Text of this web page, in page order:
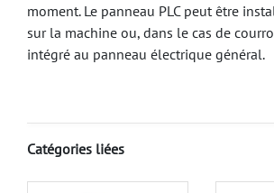
moment. Le panneau PLC peut être
sur la machine ou, dans le cas de
intégré au panneau électrique général.
Catégories liées